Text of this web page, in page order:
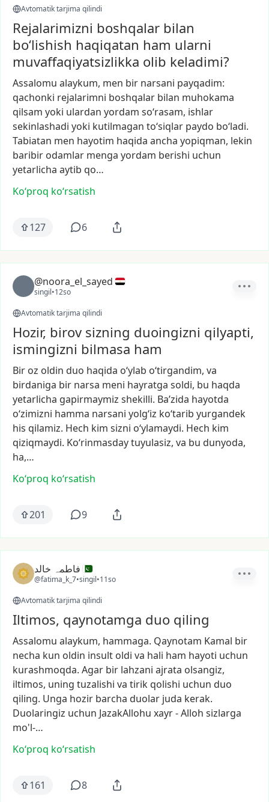
Avtomatik tarjima qilindi
Rejalarimizni boshqalar bilan
bo‘lishish haqiqatan ham ularni
muvaffaqiyatsizlikka olib keladimi?
Assalomu alaykum, men bir narsani payqadim:
qachonki rejalarimni boshqalar bilan muhokama
qilsam yoki ulardan yordam so‘rasam, ishlar
sekinlashadi yoki kutilmagan to‘siqlar paydo bo‘ladi.
Tabiatan men hayotim haqida ancha yopiqman, lekin
baribir odamlar menga yordam berishi uchun
yetarlicha aytib qo…
Ko‘proq koʻrsatish
127 6
@noora_el_sayed
singil•12so
Avtomatik tarjima qilindi
Hozir, birov sizning duoingizni qilyapti,
ismingizni bilmasa ham
Bir oz oldin duo haqida o‘ylab o‘tirgandim, va
birdaniga bir narsa meni hayratga soldi, bu haqda
yetarlicha gapirmaymiz shekilli. Ba’zida hayotda
o‘zimizni hamma narsani yolg‘iz ko‘tarib yurgandek
his qilamiz. Hech kim sizni o‘ylamaydi. Hech kim
qiziqmaydi. Ko‘rinmasdaytuyulasiz, va bu dunyoda,
ha,…
Ko‘proq koʻrsatish
201 9
فاطمہ خالد
@fatima_k_7•singil•11so
Avtomatik tarjima qilindi
Iltimos, qaynotamga duo qiling
Assalomu alaykum, hammaga. Qaynotam Kamal bir
necha kun oldin insult oldi va hali ham hayoti uchun
kurashmoqda. Agar bir lahzani ajrata olsangiz,
iltimos, uning tuzalishi va tirik qolishi uchun duo
qiling. Unga hozir barcha duolar juda kerak.
Duolaringiz uchun JazakAllohu xayr-Alloh sizlarga
mo'l-…
Ko‘proq koʻrsatish
161 8